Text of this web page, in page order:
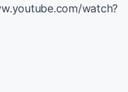
watch?